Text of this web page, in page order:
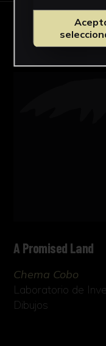
A Promised Land
Chema Cobo
Laboratorio de
Dibujos